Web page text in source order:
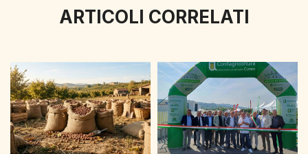
ARTICOLI CORRELATI